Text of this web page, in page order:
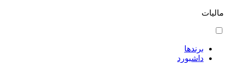
مالیات
برندها
داشبورد